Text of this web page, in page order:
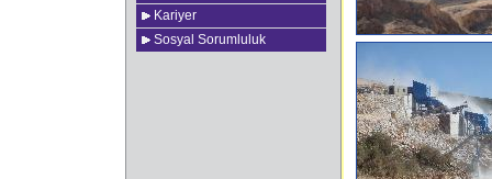
Kariyer
Sosyal Sorumluluk